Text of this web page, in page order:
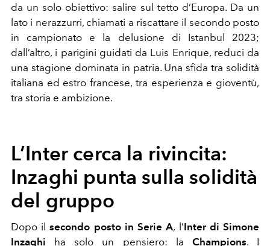
da un solo obiettivo: salire sul tetto d’Europa. Da un
lato i nerazzurri, chiamati a riscattare il secondo posto
in campionato e la delusione di Istanbul 2023;
dall’altro, i parigini guidati da Luis Enrique, reduci da
una stagione dominata in patria. Una sfida tra solidità
italiana ed estro francese, tra esperienza e gioventù,
tra storia e ambizione.
L’Inter cerca la rivincita:
Inzaghi punta sulla solidità
del gruppo
Dopo ilsecondo posto in Serie A, l’Inter di Simone
Inzaghi ha solo un pensiero: la Champions. I